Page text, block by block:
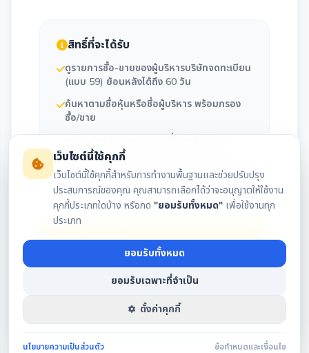
สิทธิ์ที่จะได้รับ
ดูรายการซื้อ-ขายของผู้บริหารบริษัทจดทะเบียน
(แบบ 59) ย้อนหลังได้ถึง 60 วัน
ค้นหาตามชื่อหุ้นหรือชื่อผู้บริหาร พร้อมกรอง
ซื้อ/ขาย
ติดตามประวัติการถือครองและซื้อขายของผู้
บริหารรายคน
เข้าสู่ระบบ
สมัครสมาชิก
เว็บไซต์นี้ใช้คุกกี้
เว็บไซต์นี้ใช้คุกกี้สำหรับการทำงานพื้นฐานและช่วยปรับปรุง
ประสบการณ์ของคุณ คุณสามารถเลือกได้ว่าจะอนุญาตให้ใช้งาน
คุกกี้ประเภทใดบ้าง หรือกด "ยอมรับทั้งหมด" เพื่อใช้งานทุก
ประเภท
ยอมรับทั้งหมด
ยอมรับเฉพาะที่จำเป็น
ตั้งค่าคุกกี้
นโยบายความเป็นส่วนตัว ข้อกำหนดและเงื่อนไข